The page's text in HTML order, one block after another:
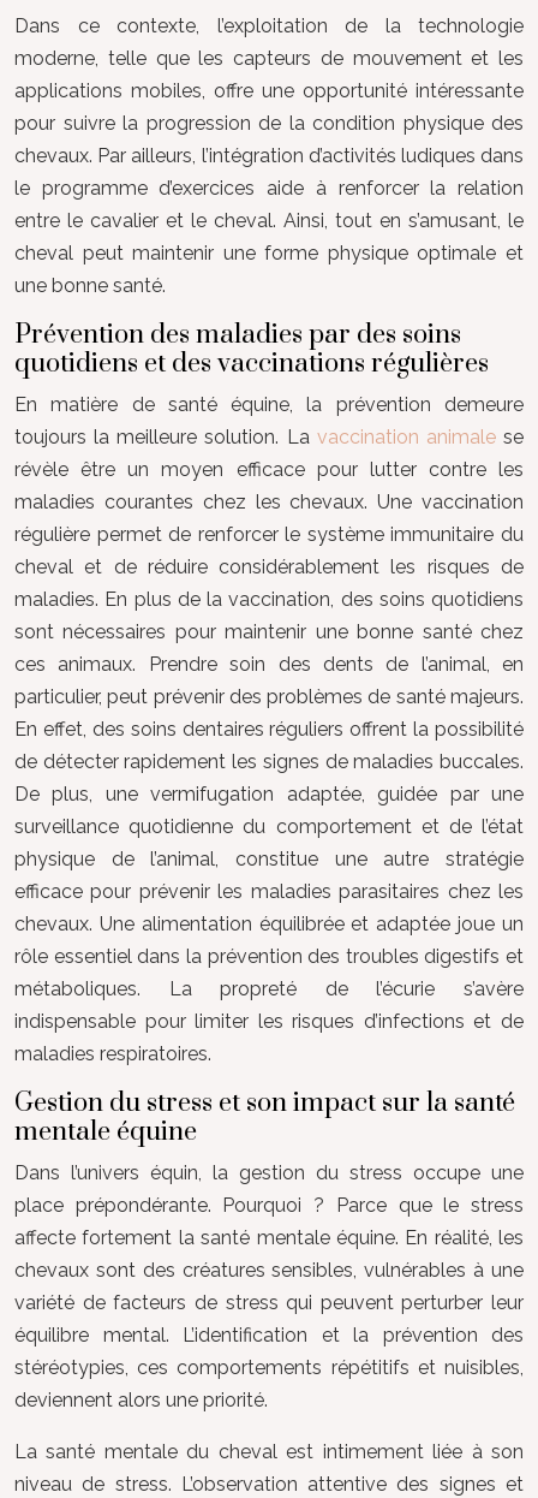
Dans ce contexte, l’exploitation de la technologie
moderne, telle que les capteurs de mouvement et les
applications mobiles, offre une opportunité intéressante
pour suivre la progression de la condition physique des
chevaux. Par ailleurs, l’intégration d’activités ludiques dans
le programme d’exercices aide à renforcer la relation
entre le cavalier et le cheval. Ainsi, tout en s’amusant, le
cheval peut maintenir une forme physique optimale et
une bonne santé.
Prévention des maladies par des soins
quotidiens et des vaccinations régulières
En matière de santé équine, la prévention demeure
toujours la meilleure solution. La vaccination animalese
révèle être un moyen efficace pour lutter contre les
maladies courantes chez les chevaux. Une vaccination
régulière permet de renforcer le système immunitaire du
cheval et de réduire considérablement les risques de
maladies. En plus de la vaccination, des soins quotidiens
sont nécessaires pour maintenir une bonne santé chez
ces animaux. Prendre soin des dents de l’animal, en
particulier, peut prévenir des problèmes de santé majeurs.
En effet, des soins dentaires réguliers offrent la possibilité
de détecter rapidement les signes de maladies buccales.
De plus, une vermifugation adaptée, guidée par une
surveillance quotidienne du comportement et de l’état
physique de l’animal, constitue une autre stratégie
efficace pour prévenir les maladies parasitaires chez les
chevaux. Une alimentation équilibrée et adaptée joue un
rôle essentiel dans la prévention des troubles digestifs et
métaboliques. La propreté de l’écurie s’avère
indispensable pour limiter les risques d’infections et de
maladies respiratoires.
Gestion du stress et son impact sur la santé
mentale équine
Dans l’univers équin, la gestion du stress occupe une
place prépondérante. Pourquoi ? Parce que le stress
affecte fortement la santé mentale équine. En réalité, les
chevaux sont des créatures sensibles, vulnérables à une
variété de facteurs de stress qui peuvent perturber leur
équilibre mental. L’identification et la prévention des
stéréotypies, ces comportements répétitifs et nuisibles,
deviennent alors une priorité.
La santé mentale du cheval est intimement liée à son
niveau de stress. L’observation attentive des signes et